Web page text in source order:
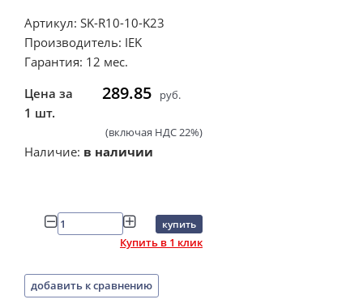
Артикул: SK-R10-10-K23
Производитель: IEK
Гарантия: 12 мес.
Цена за
1 шт.
289.85 руб.
(включая НДС 22%)
Наличие: в наличии
купить
Купить в 1 клик
добавить к сравнению